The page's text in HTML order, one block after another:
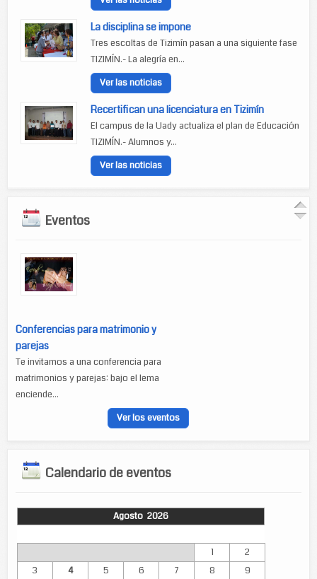
La disciplina se impone
Tres escoltas de Tizimín pasan a una siguiente fase
TIZIMÍN.- La alegría en...
Ver las noticias
Recertifican una licenciatura en Tizimín
El campus de la Uady actualiza el plan de Educación
TIZIMÍN.- Alumnos y...
Ver las noticias
Eventos
Conferencias para matrimonio y
parejas
Te invitamos a una conferencia para
matrimonios y parejas: bajo el lema
enciende...
Ver los eventos
Calendario de eventos
Agosto 2026
1
2
3
4 5 6 7 8
9